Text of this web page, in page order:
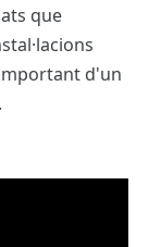
que
d'un